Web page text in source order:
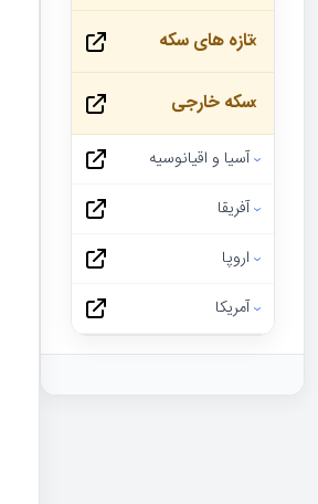
تازه های سکه
سکه خارجی
آسیا و اقیانوسیه
آفریقا
اروپا
آمریکا